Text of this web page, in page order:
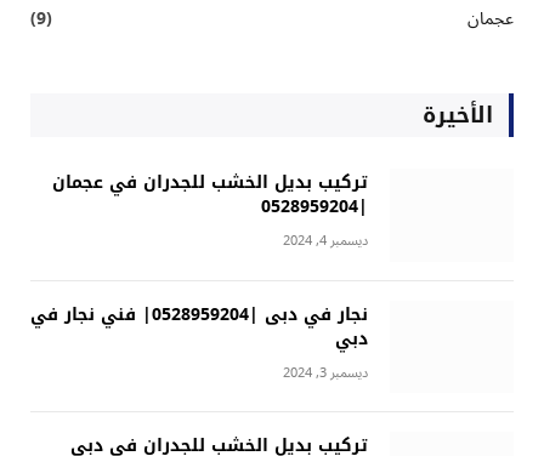
عجمان
(9)
الأخيرة
تركيب بديل الخشب للجدران في عجمان
|0528959204
ديسمبر 4, 2024
نجار في دبى |0528959204| فني نجار في
دبي
ديسمبر 3, 2024
تركيب بديل الخشب للجدران في دبي